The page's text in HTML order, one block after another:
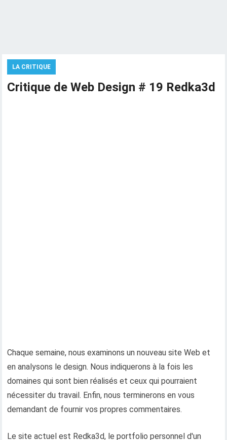
LA CRITIQUE
Critique de Web Design # 19 Redka3d
Chaque semaine, nous examinons un nouveau site Web et
en analysons le design. Nous indiquerons à la fois les
domaines qui sont bien réalisés et ceux qui pourraient
nécessiter du travail. Enfin, nous terminerons en vous
demandant de fournir vos propres commentaires.
Le site actuel est Redka3d, le portfolio personnel d'un